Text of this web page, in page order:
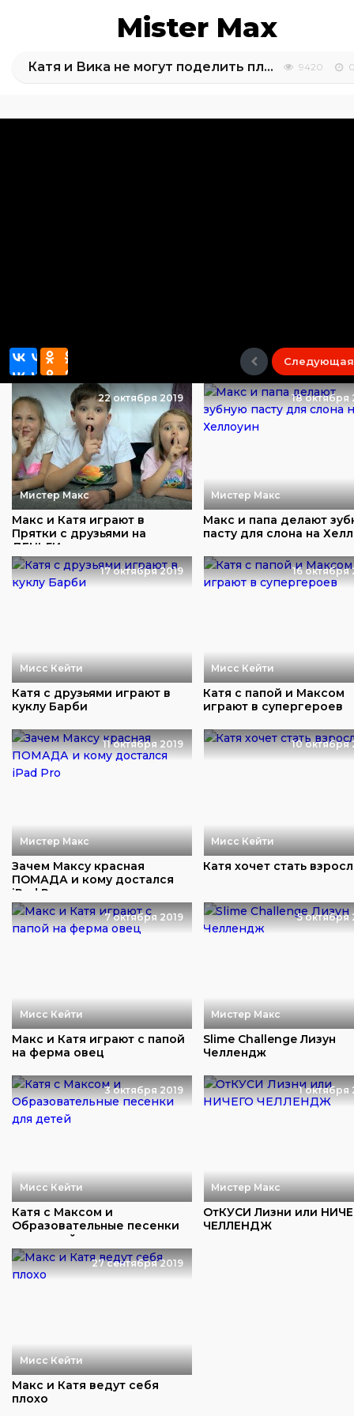
Mister Max
Катя и Вика не могут поделить платья 9420
Следующая
22 октября 2019
Мистер Макс
Макс и Катя играют в
Прятки с друзьями на
ДЕНЬГИ
18 октября
Мистер Макс
Макс и папа делают
пасту для слона на
17 октября 2019
Мисс Кейти
Катя с друзьями играют в
куклу Барби
16 октября
Мисс Кейти
Катя с папой и Максом
играют в супергероев
11 октября 2019
Мистер Макс
Зачем Максу красная
ПОМАДА и кому достался
iPad Pro
10 октября
Мисс Кейти
Катя хочет стать
7 октября 2019
Мисс Кейти
Макс и Катя играют с папой
на ферма овец
5 октября
Мистер Макс
Slime Challenge Лизун
Челлендж
3 октября 2019
Мисс Кейти
Катя с Максом и
Образовательные песенки
для детей
1 октября
Мистер Макс
ОтКУСИ Лизни или
ЧЕЛЛЕНДЖ
27 сентября 2019
Мисс Кейти
Макс и Катя ведут себя
плохо